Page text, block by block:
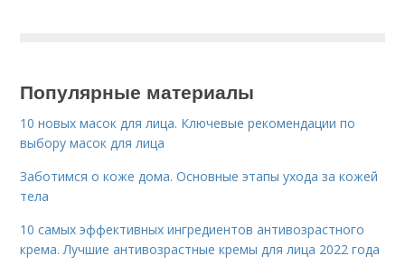
Популярные материалы
10 новых масок для лица. Ключевые рекомендации по
выбору масок для лица
Заботимся о коже дома. Основные этапы ухода за кожей
тела
10 самых эффективных ингредиентов антивозрастного
крема. Лучшие антивозрастные кремы для лица 2022 года